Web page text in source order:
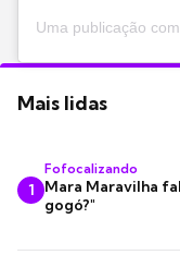
Mais lidas
1
Fofocalizando
Mara Maravilha
gogó?"